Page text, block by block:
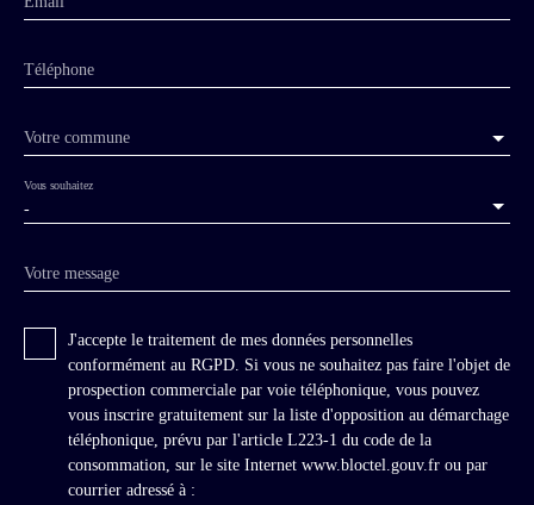
Téléphone
Votre commune
-
Vous souhaitez
Votre message
J'accepte le traitement de mes données personnelles
conformément au RGPD. Si vous ne souhaitez pas faire l'objet de
prospection commerciale par voie téléphonique, vous pouvez
vous inscrire gratuitement sur la liste d'opposition au démarchage
téléphonique, prévu par l'article L223-1 du code de la
consommation, sur le site Internet www.bloctel.gouv.fr ou par
courrier adressé à :